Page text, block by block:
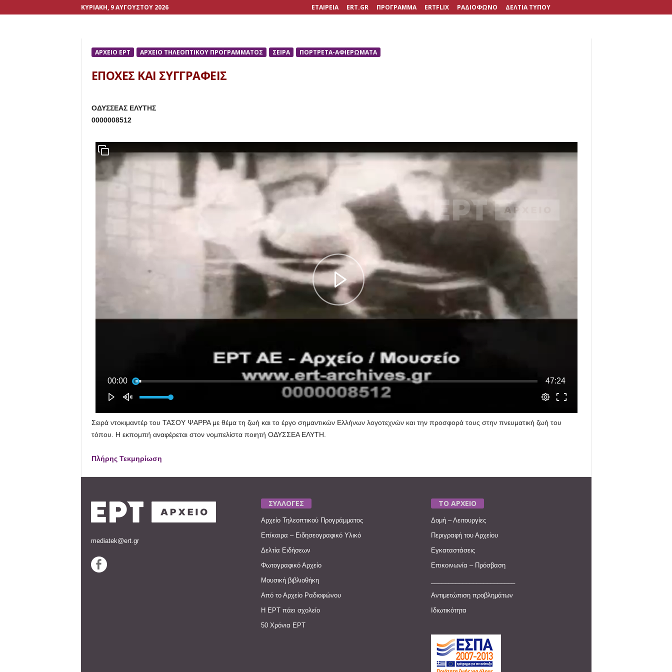
ΚΥΡΙΑΚΉ, 9 ΑΥΓΟΎΣΤΟΥ 2026 ΕΤΑΙΡΕΙΑ ERT.GR ΠΡΟΓΡΑΜΜΑ ERTFLIX ΡΑΔΙΟΦΩΝΟ ΔΕΛΤΙΑ ΤΥΠΟΥ
ΑΡΧΕΙΟ ΕΡΤ ΑΡΧΕΙΟ ΤΗΛΕΟΠΤΙΚΟΥ ΠΡΟΓΡΑΜΜΑΤΟΣ ΣΕΙΡΑ ΠΟΡΤΡΕΤΑ-ΑΦΙΕΡΩΜΑΤΑ
ΕΠΟΧΕΣ ΚΑΙ ΣΥΓΓΡΑΦΕΙΣ
ΟΔΥΣΣΕΑΣ ΕΛΥΤΗΣ
0000008512
Σειρά ντοκιμαντέρ του ΤΑΣΟΥ ΨΑΡΡΑ με θέμα τη ζωή και το έργο σημαντικών Ελλήνων λογοτεχνών και την προσφορά τους στην πνευματική ζωή του
τόπου. Η εκπομπή αναφέρεται στον νομπελίστα ποιητή ΟΔΥΣΣΕΑ ΕΛΥΤΗ.
Πλήρης Τεκμηρίωση
mediatek@ert.gr
ΣΥΛΛΟΓΕΣ
Αρχείο Τηλεοπτικού Προγράμματος
Επίκαιρα – Ειδησεογραφικό Υλικό
Δελτία Ειδήσεων
Φωτογραφικό Αρχείο
Μουσική βιβλιοθήκη
Από το Αρχείο Ραδιοφώνου
Η ΕΡΤ πάει σχολείο
50 Χρόνια ΕΡΤ
ΤΟ ΑΡΧΕΙΟ
Δομή – Λειτουργίες
Περιγραφή του Αρχείου
Εγκαταστάσεις
Επικοινωνία – Πρόσβαση
Αντιμετώπιση προβλημάτων
Ιδιωτικότητα